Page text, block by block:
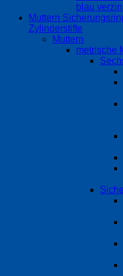
blau
Muttern
Zylinderstifte
Muttern
metrische